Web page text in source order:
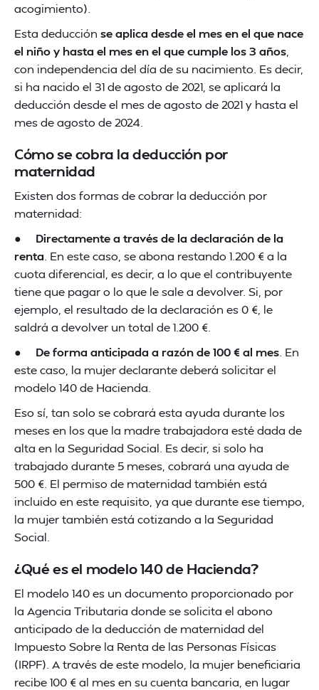
acogimiento).
Esta deducción se aplica desde el mes en el que nace
el niño y hasta el mes en el que cumple los 3 años
con independencia del día de su nacimiento. Es decir,
si ha nacido el 31 de agosto de 2021, se aplicará la
deducción desde el mes de agosto de 2021 y hasta el
mes de agosto de 2024.
Cómo se cobra la deducción por
maternidad
Existen dos formas de cobrar la deducción por
maternidad:
● Directamente a través de la declaración de la
renta . En este caso, se abona restando 1.200 € a la
cuota diferencial, es decir, a lo que el contribuyente
tiene que pagar o lo que le sale a devolver. Si, por
ejemplo, el resultado de la declaración es 0 €, le
saldrá a devolver un total de 1.200 €.
● De forma anticipada a razón de 100 € al mes . En
este caso, la mujer declarante deberá solicitar el
modelo 140 de Hacienda.
Eso sí, tan solo se cobrará esta ayuda durante los
meses en los que la madre trabajadora esté dada de
alta en la Seguridad Social. Es decir, si solo ha
trabajado durante 5 meses, cobrará una ayuda de
500 €. El permiso de maternidad también está
incluido en este requisito, ya que durante ese tiempo,
la mujer también está cotizando a la Seguridad
Social.
¿Qué es el modelo 140 de Hacienda?
El modelo 140 es un documento proporcionado por
la Agencia Tributaria donde se solicita el abono
anticipado de la deducción de maternidad del
Impuesto Sobre la Renta de las Personas Físicas
(IRPF). A través de este modelo, la mujer beneficiaria
recibe 100 € al mes en su cuenta bancaria, en lugar